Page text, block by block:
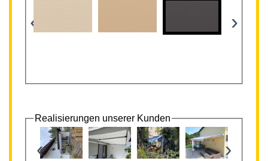
‹ ›
Realisierungen unserer Kunden
‹ ›